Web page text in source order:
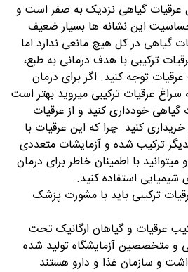
عرقیات گیاهی نزدیک به صفر است و
این نشانه ها بسیار ضعیف
گیاهی در کل هیچ مانعی ندارد اما
ترکیبی با هدف درمانی به طبع،
توجه کنید. اگر برای درمان
عرقیات ترکیبی میروید بهتر است
گیاهی خودداری کنید و از عرقیات
خریداری کنید. چرا که این عرقیات با
ترکیب شده و آزمایشات متعددی
با اطمینان خاطر برای درمان
شیمیایی استفاده کنید.
ترکیبی باید با مشورت پزشک
عرقیات و گیاهان ارگانیک تحت
و متخصصین آزمایشگاه تولید شده
و سازمان غذا و دارو هستند